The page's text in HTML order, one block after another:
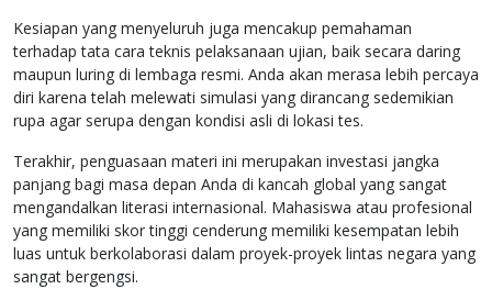
Kesiapan yang menyeluruh juga mencakup pemahaman
terhadap tata cara teknis pelaksanaan ujian, baik secara daring
maupun luring di lembaga resmi. Anda akan merasa lebih percaya
diri karena telah melewati simulasi yang dirancang sedemikian
rupa agar serupa dengan kondisi asli di lokasi tes.
Terakhir, penguasaan materi ini merupakan investasi jangka
panjang bagi masa depan Anda di kancah global yang sangat
mengandalkan literasi internasional. Mahasiswa atau profesional
yang memiliki skor tinggi cenderung memiliki kesempatan lebih
luas untuk berkolaborasi dalam proyek-proyek lintas negara yang
sangat bergengsi.